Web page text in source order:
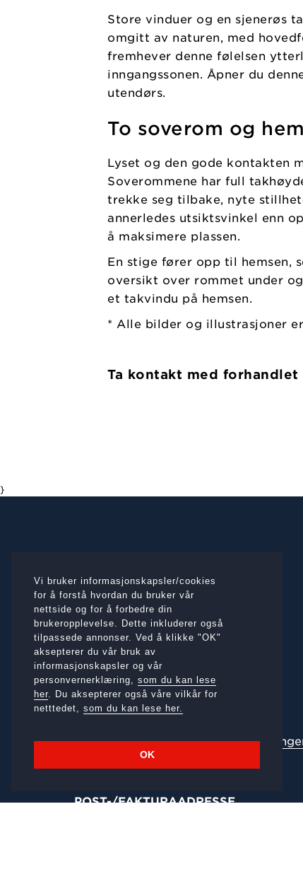
Vi bruker informasjonskapsler/cookies
for å forstå hvordan du bruker vår
nettside og for å forbedre din
brukeropplevelse. Dette inkluderer også
tilpassede annonser. Ved å klikke "OK"
aksepterer du vår bruk av
informasjonskapsler og vår
personvernerklæring, som du kan lese
her . Du aksepterer også våre vilkår for
netttedet, som du kan lese her.
OK
Store vinduer og en sjenerøs
omgitt av naturen, med
fremhever denne følelsen
inngangssonen. Åpner du
utendørs.
To soverom og
Lyset og den gode kontakten
Soverommene har full
trekke seg tilbake, nyte
annerledes utsiktsvinkel enn
å maksimere plassen.
En stige fører opp til hemsen,
oversikt over rommet under
et takvindu på hemsen.
* Alle bilder og illustrasjoner
Ta kontakt med forhandlet
}
BESØKSADRESSE
Gamle E6 1319, 7620 Skogn
Telefon: 917 07 732
post:
979 663 889
POST-/FAKTURAADRESSE